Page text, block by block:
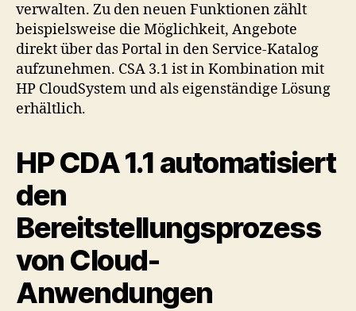
verwalten. Zu den neuen Funktionen zählt
beispielsweise die Möglichkeit, Angebote
direkt über das Portal in den Service-Katalog
aufzunehmen. CSA 3.1 ist in Kombination mit
HP CloudSystem und als eigenständige Lösung
erhältlich.
HP CDA 1.1 automatisiert
den
Bereitstellungsprozess
von Cloud-
Anwendungen